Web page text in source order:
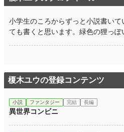
年間ポイント 11,634 pt (28,577 位)
小学生のころからずっと小説書い
ても書くと思います。緑色の狸っぽ
榎木ユウの登録コンテンツ
小説 ファンタジー 完結 長編
異世界コンビニ